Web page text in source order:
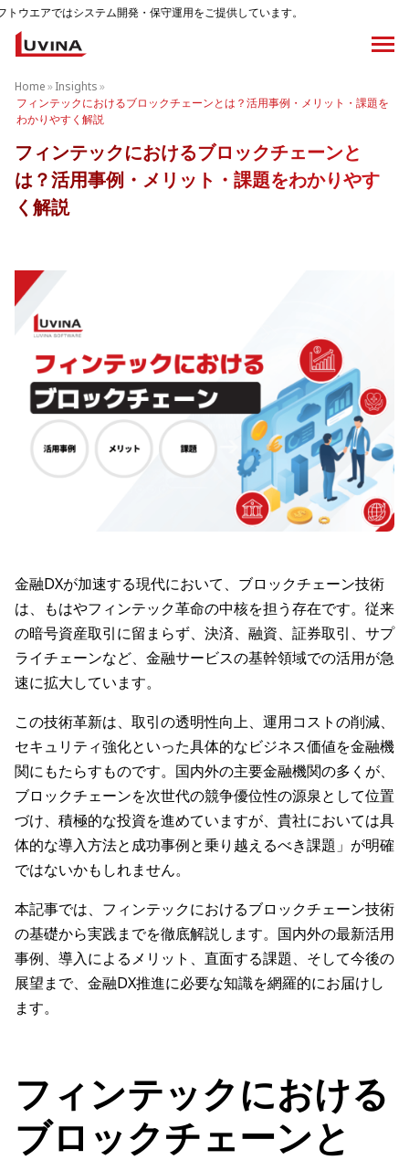
発・保守運用をご提供しています。
Home»Insights»
フィンテックにおけるブロックチェーンとは？活用事例・メリット・課題を
わかりやすく解説
フィンテックにおけるブロックチェーンと
は？活用事例・メリット・課題をわかりやす
く解説
金融DXが加速する現代において、ブロックチェーン技術
は、もはやフィンテック革命の中核を担う存在です。従来
の暗号資産取引に留まらず、決済、融資、証券取引、サプ
ライチェーンなど、金融サービスの基幹領域での活用が急
速に拡大しています。
この技術革新は、取引の透明性向上、運用コストの削減、
セキュリティ強化といった具体的なビジネス価値を金融機
関にもたらすものです。国内外の主要金融機関の多くが、
ブロックチェーンを次世代の競争優位性の源泉として位置
づけ、積極的な投資を進めていますが、貴社においては具
体的な導入方法と成功事例と乗り越えるべき課題」が明確
ではないかもしれません。
本記事では、フィンテックにおけるブロックチェーン技術
の基礎から実践までを徹底解説します。国内外の最新活用
事例、導入によるメリット、直面する課題、そして今後の
展望まで、金融DX推進に必要な知識を網羅的にお届けし
ます。
フィンテックにおける
ブロックチェーンと